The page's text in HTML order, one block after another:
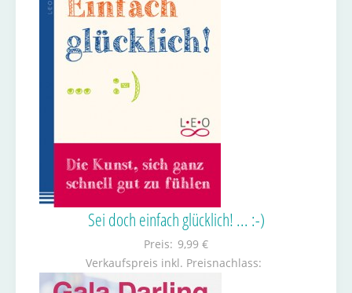
Sei doch einfach glücklich! ... :-)
Preis: 9,99 €
Verkaufspreis inkl. Preisnachlass: